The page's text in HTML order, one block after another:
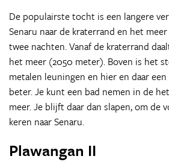
De populairste tocht is een langere
Senaru naar de kraterrand en het
twee nachten. Vanaf de kraterrand
het meer (2050 meter). Boven is het
metalen leuningen en hier en daar
beter. Je kunt een bad nemen in de
meer. Je blijft daar dan slapen, om de
keren naar Senaru.
Plawangan II